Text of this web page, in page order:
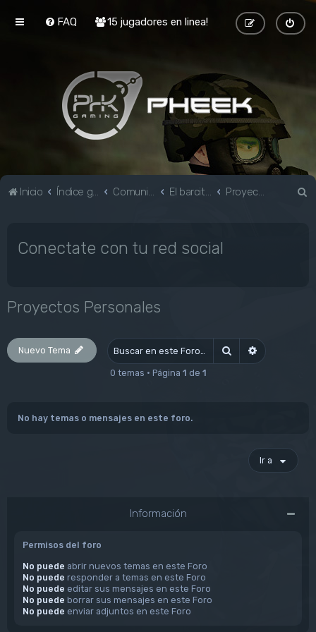
FAQ 15 jugadores en linea!
Inicio Índice general Comunidad El barcito de Black Mesa Proyectos Personales
Conectate con tu red social
Proyectos Personales
Nuevo Tema Buscar Búsqueda
0 temas • Página 1 de 1
No hay temas o mensajes en este foro.
Ir a
Información
Permisos del foro
No puede abrir nuevos temas en este Foro
No puede responder a temas en este Foro
No puede editar sus mensajes en este Foro
No puede borrar sus mensajes en este Foro
No puede enviar adjuntos en este Foro